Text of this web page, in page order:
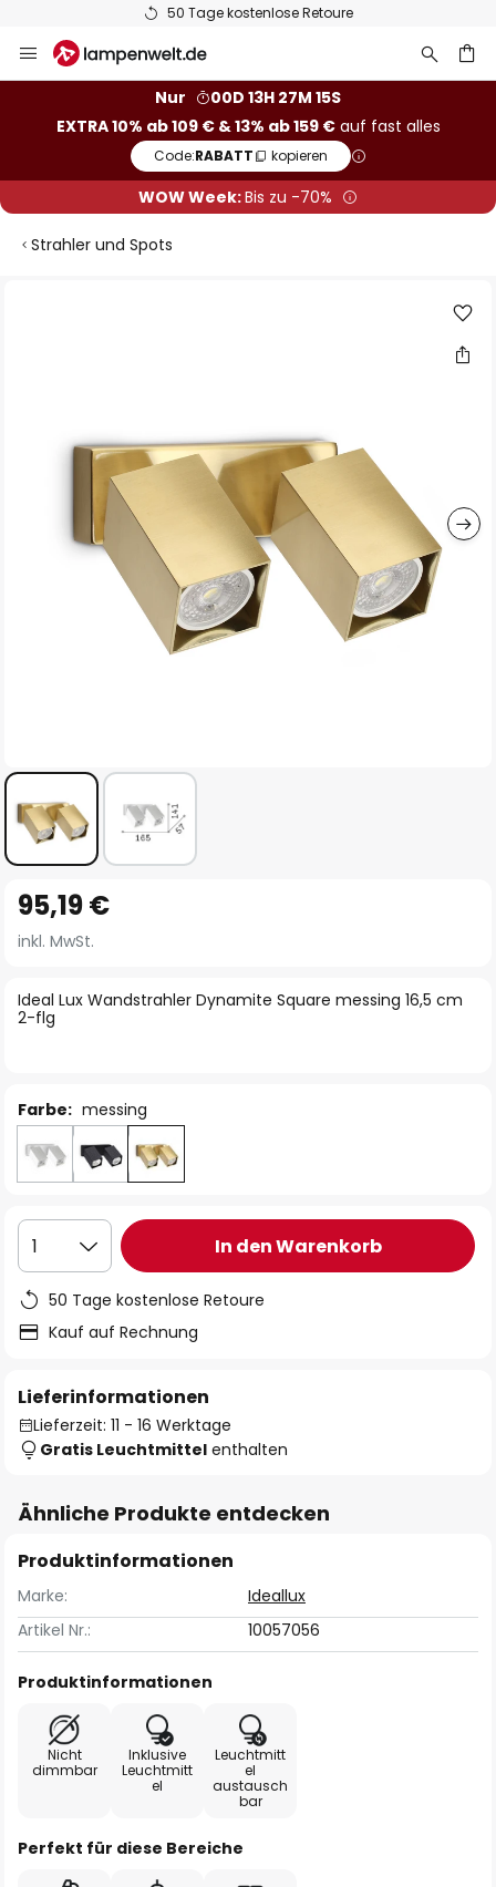
50 Tage kostenlose Retoure
Inhalt
Nur
00D 13H 27M 15S
EXTRA 10% ab 109 € & 13% ab 159 €auf fast alles
Code:RABATT kopieren
WOW Week:Bis zu -70%
Strahler und Spots
Anfang
der
springen
Ideal Lux Wandstrahler Dynamite Square messing 16,5 cm
2-flg
95,19 €
inkl. MwSt.
Farbe: messing
1 In den Warenkorb
50 Tage kostenlose Retoure
Kauf auf Rechnung
Lieferinformationen
Lieferzeit: 11 - 16 Werktage
Gratis Leuchtmittel enthalten
Ähnliche Produkte entdecken
Produktinformationen
Marke:
Ideallux
Artikel Nr.:
10057056
Produktinformationen
Nicht
dimmbar
Inklusive
Leuchtmitt
el
Leuchtmitt
el
austausch
bar
Perfekt für diese Bereiche